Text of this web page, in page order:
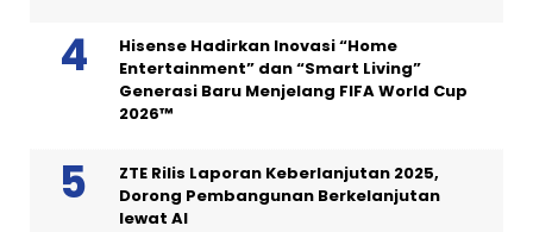
Hisense Hadirkan Inovasi “Home
Entertainment” dan “Smart Living”
Generasi Baru Menjelang FIFA World Cup
2026™
ZTE Rilis Laporan Keberlanjutan 2025,
Dorong Pembangunan Berkelanjutan
lewat AI